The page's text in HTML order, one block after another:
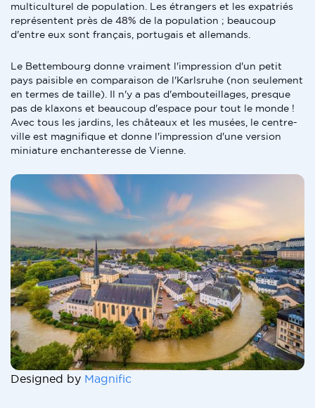
multiculturel de population. Les étrangers et les expatriés
représentent près de 48% de la population ; beaucoup
d'entre eux sont français, portugais et allemands.
Le Bettembourg donne vraiment l'impression d'un petit
pays paisible en comparaison de l'Karlsruhe (non seulement
en termes de taille). Il n'y a pas d'embouteillages, presque
pas de klaxons et beaucoup d'espace pour tout le monde !
Avec tous les jardins, les châteaux et les musées, le centre-
ville est magnifique et donne l'impression d'une version
miniature enchanteresse de Vienne.
Designed by Magnific